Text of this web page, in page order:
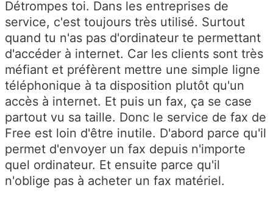
Détrompes toi. Dans les entreprises de
service, c'est toujours très utilisé. Surtout
quand tu n'as pas d'ordinateur te permettant
d'accéder à internet. Car les clients sont très
méfiant et préfèrent mettre une simple ligne
téléphonique à ta disposition plutôt qu'un
accès à internet. Et puis un fax, ça se case
partout vu sa taille. Donc le service de fax de
Free est loin d'être inutile. D'abord parce qu'il
permet d'envoyer un fax depuis n'importe
quel ordinateur. Et ensuite parce qu'il
n'oblige pas à acheter un fax matériel.